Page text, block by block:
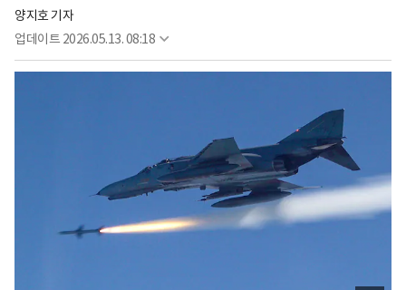
양지호 기자
업데이트 2026.05.13. 08:18